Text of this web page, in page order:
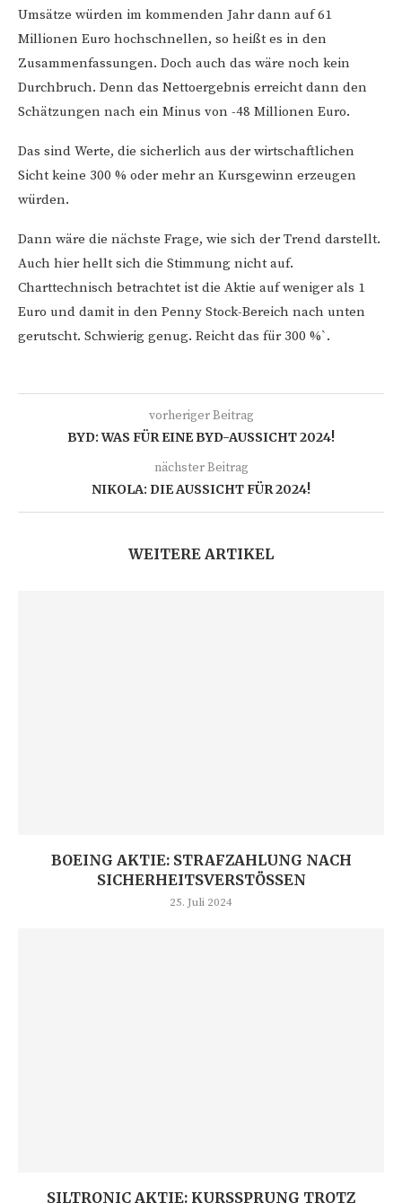
Umsätze würden im kommenden Jahr dann auf 61
Millionen Euro hochschnellen, so heißt es in den
Zusammenfassungen. Doch auch das wäre noch kein
Durchbruch. Denn das Nettoergebnis erreicht dann den
Schätzungen nach ein Minus von -48 Millionen Euro.
Das sind Werte, die sicherlich aus der wirtschaftlichen
Sicht keine 300 % oder mehr an Kursgewinn erzeugen
würden.
Dann wäre die nächste Frage, wie sich der Trend darstellt.
Auch hier hellt sich die Stimmung nicht auf.
Charttechnisch betrachtet ist die Aktie auf weniger als 1
Euro und damit in den Penny Stock-Bereich nach unten
gerutscht. Schwierig genug. Reicht das für 300 %`.
vorheriger Beitrag
BYD: WAS FÜR EINE BYD-AUSSICHT 2024!
nächster Beitrag
NIKOLA: DIE AUSSICHT FÜR 2024!
WEITERE ARTIKEL
BOEING AKTIE: STRAFZAHLUNG NACH
SICHERHEITSVERSTÖSSEN
25. Juli 2024
SILTRONIC AKTIE: KURSSPRUNG TROTZ